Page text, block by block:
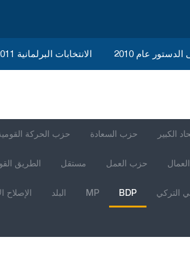
الانتخابات البرلمانية 2011 عام 2010
حزب الحركة حزب السعادة الكبير
الطريق مستقل حزب العمل العمال
الإصلاح البلد MP BDP التركي